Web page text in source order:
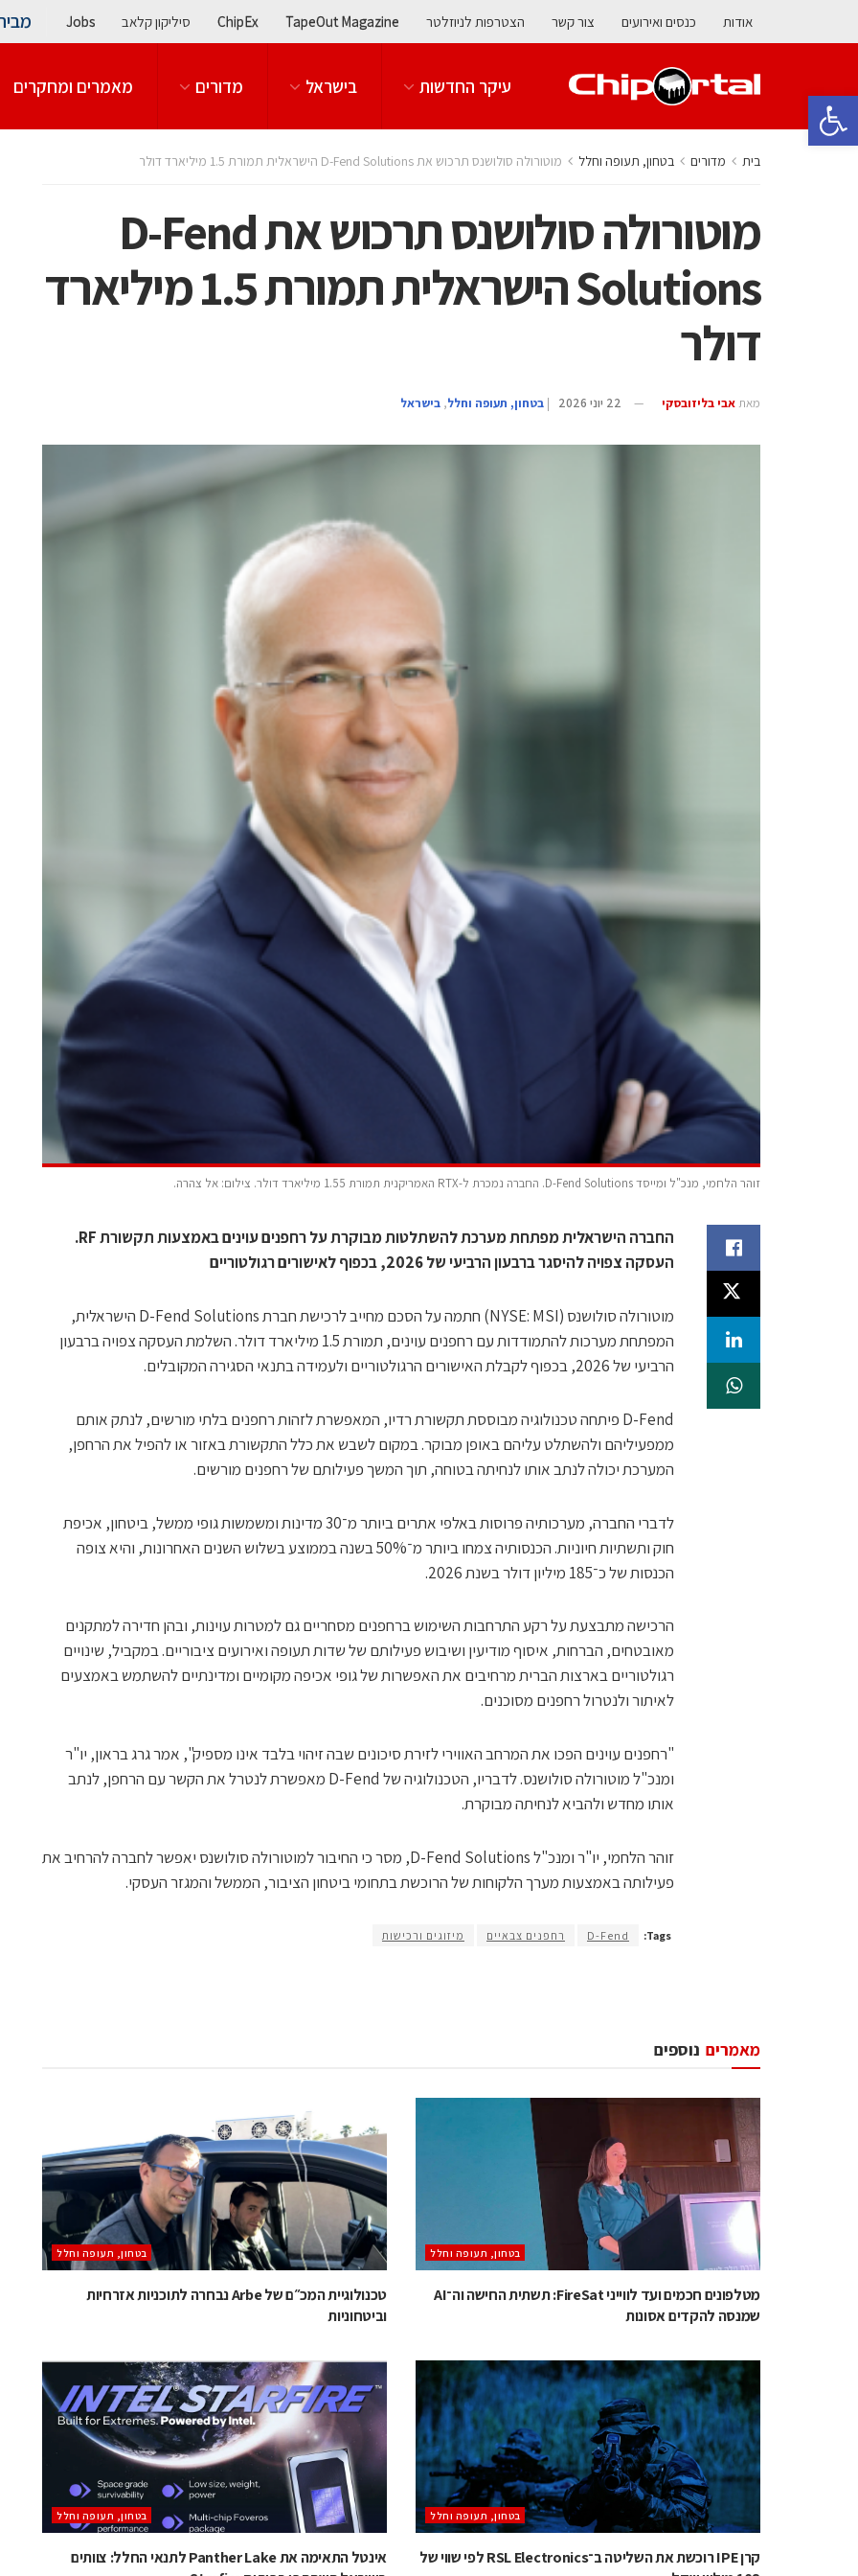
פתח סרגל נגישות
אודות כנסים ואירועים צור קשר הצטרפות לניוזלטר TapeOut Magazine
ChipEx סיליקון קלאב Jobs
עיקר החדשות בישראל מדורים מאמרים ומחקרים
בית מדורים בטחון, תעופה וחלל מוטורולה סולושנס תרכוש את D-Fend Solutions הישראלית תמורת 1.5 מיליארד דולר
מוטורולה סולושנס תרכוש את D-Fend
Solutions הישראלית תמורת 1.5 מיליארד
דולר
מאת אבי בליזובסקי 22 יוני 2026 | בטחון, תעופה וחלל, בישראל
זוהר הלחמי, מנכ"ל ומייסד D-Fend Solutions. החברה נמכרת ל-RTX האמריקנית תמורת 1.55 מיליארד דולר. צילום: אל צהרה.
החברה הישראלית מפתחת מערכת להשתלטות מבוקרת על רחפנים עוינים באמצעות תקשורת RF.
העסקה צפויה להיסגר ברבעון הרביעי של 2026, בכפוף לאישורים רגולטוריים
מוטורולה סולושנס (NYSE: MSI) חתמה על הסכם מחייב לרכישת חברת D-Fend Solutions הישראלית,
המפתחת מערכות להתמודדות עם רחפנים עוינים, תמורת 1.5 מיליארד דולר. השלמת העסקה צפויה ברבעון
הרביעי של 2026, בכפוף לקבלת האישורים הרגולטוריים ולעמידה בתנאי הסגירה המקובלים.
D-Fend פיתחה טכנולוגיה מבוססת תקשורת רדיו, המאפשרת לזהות רחפנים בלתי מורשים, לנתק אותם
ממפעיליהם ולהשתלט עליהם באופן מבוקר. במקום לשבש את כלל התקשורת באזור או להפיל את הרחפן,
המערכת יכולה לנתב אותו לנחיתה בטוחה, תוך המשך פעילותם של רחפנים מורשים.
לדברי החברה, מערכותיה פרוסות באלפי אתרים ביותר מ־30 מדינות ומשמשות גופי ממשל, ביטחון, אכיפת
חוק ותשתיות חיוניות. הכנסותיה צמחו ביותר מ־50% בשנה בממוצע בשלוש השנים האחרונות, והיא צופה
הכנסות של כ־185 מיליון דולר בשנת 2026.
הרכישה מתבצעת על רקע התרחבות השימוש ברחפנים מסחריים גם למטרות עוינות, ובהן חדירה למתקנים
מאובטחים, הברחות, איסוף מודיעין ושיבוש פעילותם של שדות תעופה ואירועים ציבוריים. במקביל, שינויים
רגולטוריים בארצות הברית מרחיבים את האפשרות של גופי אכיפה מקומיים ומדינתיים להשתמש באמצעים
לאיתור ולנטרול רחפנים מסוכנים.
"רחפנים עוינים הפכו את המרחב האווירי לזירת סיכונים שבה זיהוי בלבד אינו מספיק", אמר גרג בראון, יו"ר
ומנכ"ל מוטורולה סולושנס. לדבריו, הטכנולוגיה של D-Fend מאפשרת לנטרל את הקשר עם הרחפן, לנתב
אותו מחדש ולהביא לנחיתה מבוקרת.
זוהר הלחמי, יו"ר ומנכ"ל D-Fend Solutions, מסר כי החיבור למוטורולה סולושנס יאפשר לחברה להרחיב את
פעילותה באמצעות מערך הלקוחות של הרוכשת בתחומי ביטחון הציבור, הממשל והמגזר העסקי.
Tags:
D-Fend רחפנים צבאיים מיזוגים ורכישות
נוספים מאמרים
בטחון, תעופה וחלל
מטלפונים חכמים ועד לווייני FireSat: תשתית החישה וה־AI
שמנסה להקדים אסונות
בטחון, תעופה וחלל
טכנולוגיית המכ״ם של Arbe נבחרה לתוכניות אזרחיות
וביטחוניות
בטחון, תעופה וחלל
קרן IPE רוכשת את השליטה ב־RSL Electronics לפי שווי של
בטחון, תעופה וחלל
אינטל התאימה את Panther Lake לתנאי החלל: צוותים